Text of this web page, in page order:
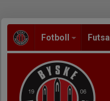
Fotboll Futsal